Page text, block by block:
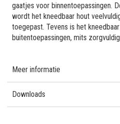
gaatjes voor binnentoepassingen.
wordt het kneedbaar hout
toegepast. Tevens is het
buitentoepassingen, mits
Meer informatie
Downloads